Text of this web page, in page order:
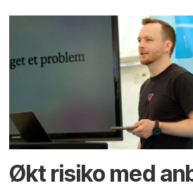
Økt risiko med